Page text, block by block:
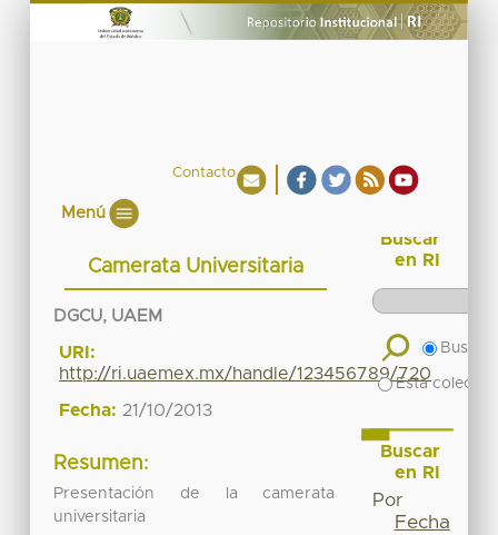
Contacto
Menú
Camerata Universitaria
DGCU, UAEM
URI:
http://ri.uaemex.mx/handle/123456789/720
Fecha: 21/10/2013
Resumen:
Presentación de la camerata
universitaria
Buscar
en RI
Buscar
Esta
Buscar
en RI
Por
Fecha